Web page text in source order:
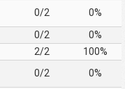
0/2 0%
0/2 0%
2/2 100%
0/2 0%